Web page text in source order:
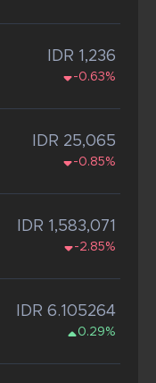
IDR 1,236
-0.63%
IDR 25,065
-0.85%
IDR 1,583,071
-2.85%
IDR 6.105264
0.29%